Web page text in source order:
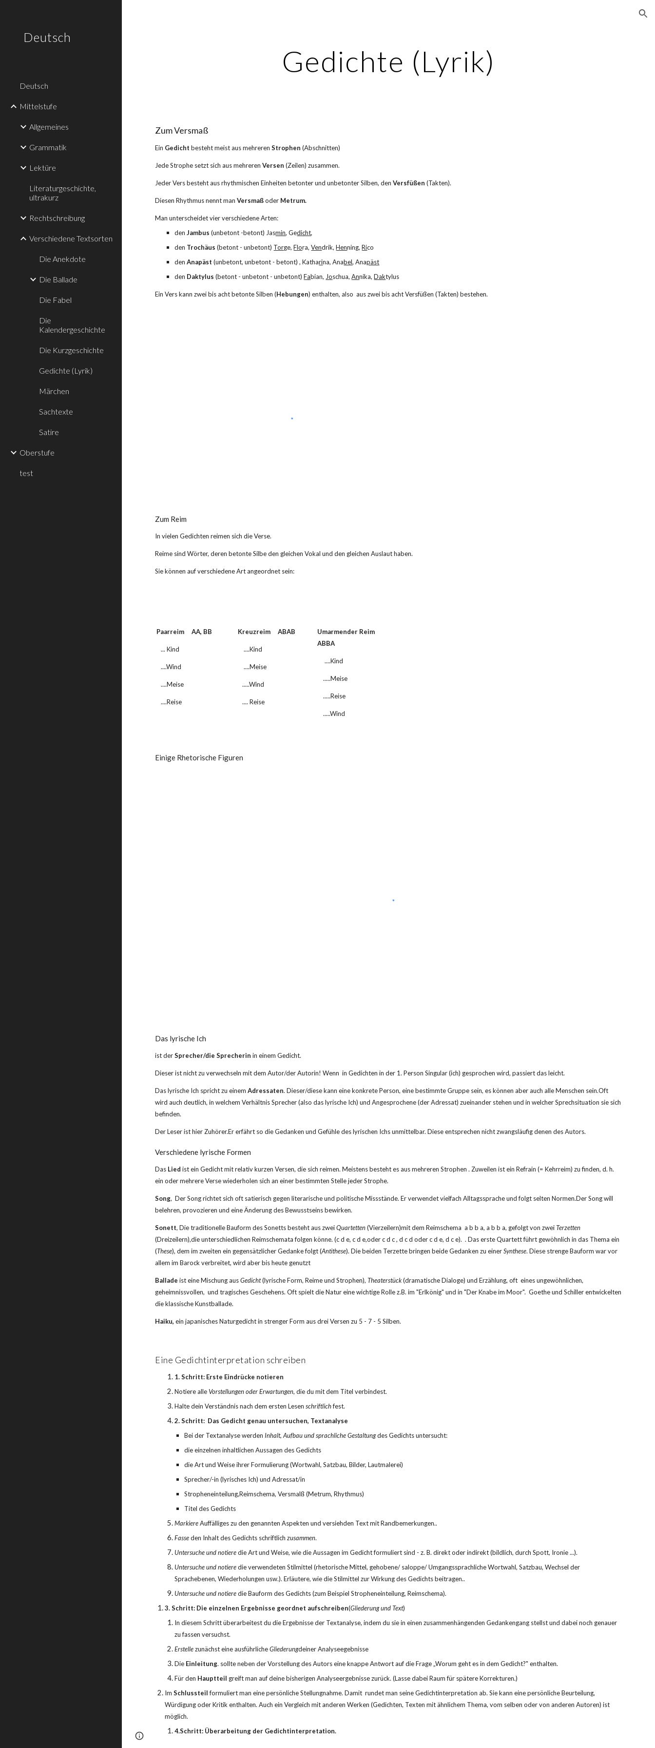
Deutsch
Deutsch
Mittelstufe
Allgemeines
Grammatik
Lektüre
Literaturgeschichte,
ultrakurz
Rechtschreibung
Verschiedene Textsorten
Die Anekdote
Die Ballade
Die Fabel
Die
Kalendergeschichte
Die Kurzgeschichte
Gedichte (Lyrik)
Märchen
Sachtexte
Satire
Oberstufe
test
Gedichte (Lyrik)
Zum Versmaß
Ein Gedicht besteht meist aus mehreren Strophen (Abschnitten)
Jede Strophe setzt sich aus mehreren Versen (Zeilen) zusammen.
Jeder Vers besteht aus rhythmischen Einheiten betonter und unbetonter Silben, den Versfüßen (Takten).
Diesen Rhythmus nennt man Versmaß oder Metrum.
Man unterscheidet vier verschiedene Arten:
den Jambus (unbetont -betont) Jasmin, Gedicht,
den Trochäus (betont - unbetont) Torge, Flora, Vendrik, Henning, Rico
den Anapäst (unbetont, unbetont - betont) , Katharina, Anabel, Anapäst
den Daktylus (betont - unbetont - unbetont) Fabian, Joschua, Annika, Daktylus
Ein Vers kann zwei bis acht betonte Silben (Hebungen) enthalten, also  aus zwei bis acht Versfüßen (Takten) bestehen.
Zum Reim
In vielen Gedichten reimen sich die Verse.
Reime sind Wörter, deren betonte Silbe den gleichen Vokal und den gleichen Auslaut haben.
Sie können auf verschiedene Art angeordnet sein:
    ... Kind
    ....Wind
    ....Meise
    ....Reise
     ....Kind
     ....Meise
    .....Wind
    .... Reise
Umarmender Reim
ABBA
     ....Kind
    .....Meise
    .....Reise
    .....Wind
Einige Rhetorische Figuren
Das lyrische Ich
ist der Sprecher/die Spre­cherin in einem Gedicht.
Dieser ist nicht zu verwech­seln mit dem Autor/der Autorin! Wenn  in Gedichten in der 1. Person Singular (ich) gespro­chen wird, passiert das leicht.
Das lyrische Ich spricht zu einem Adressaten. Dieser/diese kann eine konkrete Person, eine bestimmte Gruppe sein, es können aber auch alle Menschen sein.Oft
wird auch deutlich, in welchem Verhältnis Sprecher (also das lyrische Ich) und Ange­sprochene (der Adressat) zueinander stehen und in welcher Sprechsituation sie sich
befinden.
Der Leser ist hier Zuhörer.Er erfährt so die Gedanken und Gefühle des lyrischen Ichs unmittelbar. Diese entsprechen nicht zwangsläufig denen des Autors.
Verschiedene lyrische Formen
Das Lied ist ein Gedicht mit relativ kurzen Versen, die sich reimen. Meistens besteht es aus mehreren Strophen . Zuweilen ist ein Refrain (= Kehrreim) zu finden, d. h.
ein oder mehrere Verse wiederholen sich an einer bestimmten Stelle jeder Strophe.
Song,  Der Song richtet sich oft satierisch gegen literarische und politische Missstände. Er verwendet vielfach Alltagssprache und folgt selten Normen.Der Song will
belehren, provozieren und eine Änderung des Bewusstseins bewirken.
Sonett, Die traditionelle Bauform des Sonetts besteht aus zwei Quartetten (Vierzeilern)mit dem Reimschema  a b b a, a b b a, gefolgt von zwei Terzetten
(Dreizeilern),die unterschiedlichen Reimschemata folgen könne. (c d e, c d e,oder c d c , d c d oder c d e, d c e).  . Das erste Quartett führt gewöhnlich in das Thema ein
(These), dem im zweiten ein gegensätzlicher Gedanke folgt (Antithese). Die beiden Terzette bringen beide Gedanken zu einer Synthese. Diese strenge Bauform war vor
allem im Barock verbreitet, wird aber bis heute genutzt
Ballade ist eine Mischung aus Gedicht (lyrische Form, Reime und Strophen), Theaterstück (dramatische Dialoge) und Erzählung, oft  eines ungewöhnlichen,
geheimnissvollen,  und tragisches Geschehens. Oft spielt die Natur eine wichtige Rolle z.B. im "Erlkönig" und in "Der Knabe im Moor".  Goethe und Schiller entwickelten
die klassische Kunstballade.
Haiku, ein japanisches Naturgedicht in strenger Form aus drei Versen zu 5 - 7 - 5 Silben.
Eine Gedichtinterpretation schreiben
1. Schritt: Erste Eindrücke notieren
Notiere alle Vorstellungen oder Erwartungen, die du mit dem Titel verbindest.
Halte dein Verständnis nach dem ersten Lesen schriftlich fest.
2. Schritt:  Das Gedicht genau untersuchen, Textanalyse
Bei der Textanalyse werden Inhalt, Aufbau und sprachliche Gestaltung des Gedichts untersucht:
die einzelnen inhaltlichen Aussagen des Gedichts
die Art und Weise ihrer Formulierung (Wortwahl, Satzbau, Bilder, Lautmalerei)
Sprecher/-in (lyrisches Ich) und Adressat/in
Stropheneinteilung,Reimschema, Versmalß (Metrum, Rhythmus)
Titel des Gedichts
Markiere Auffälliges zu den genannten Aspekten und versiehden Text mit Randbemerkungen..
Fasse den Inhalt des Gedichts schriftlich zusammen.
Untersuche und notiere die Art und Weise, wie die Aussagen im Gedicht formuliert sind - z. B. direkt oder indirekt (bildlich, durch Spott, Ironie ...).
Untersuche und notiere die verwendeten Stilmittel (rhetorische Mittel, gehobene/ saloppe/ Umgangssprachliche Wortwahl, Satzbau, Wechsel der
Sprachebenen, Wiederholungen usw.). Erläutere, wie die Stilmittel zur Wirkung des Gedichts beitragen..
Untersuche und notiere die Bauform des Gedichts (zum Beispiel Stropheneinteilung, Reimschema).
3. Schritt: Die einzelnen Ergebnisse geordnet aufschreiben(Gliederung und Text)
In diesem Schritt überarbeitest du die Ergebnisse der Textanalyse, indem du sie in einen zusammenhängenden Gedankengang stellst und dabei noch genauer
zu fassen versuchst.
Erstelle zunächst eine ausführliche Gliederungdeiner Analyseegebnisse
Die Einleitung. sollte neben der Vorstellung des Autors eine knappe Antwort auf die Frage „Worum geht es in dem Gedicht?" enthalten.
Für den Hauptteil greift man auf deine bisherigen Analyseergebnisse zurück. (Lasse dabei Raum für spätere Korrekturen.)
Im Schlussteil formuliert man eine persönliche Stellungnahme. Damit  rundet man seine Gedichtinterpretation ab. Sie kann eine persönliche Beurteilung,
Würdigung oder Kritik enthalten. Auch ein Vergleich mit anderen Werken (Gedichten, Texten mit ähnlichem Thema, vom selben oder von anderen Autoren) ist
möglich.
4.Schritt: Überarbeitung der Gedichtinterpretation.
Report abuse